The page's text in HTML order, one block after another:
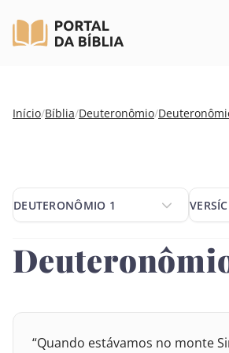
Pular
Início/Bíblia/Deuteronômio/
DEUTERONÔMIO 1
SELECIONE UM
VELHO TESTAMENTO
8 9
“Quando estávamos no monte